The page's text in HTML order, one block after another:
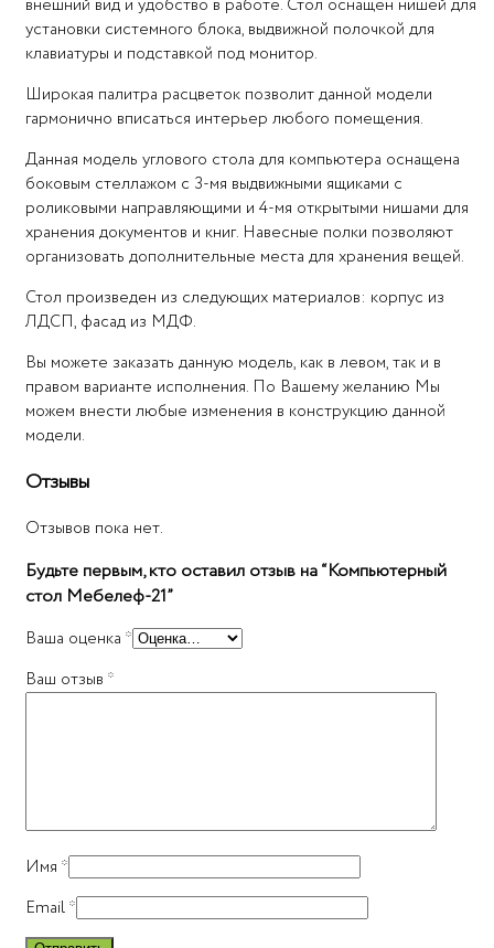
внешний вид и удобство в работе. Стол оснащен нишей для
установки системного блока, выдвижной полочкой для
клавиатуры и подставкой под монитор.
Широкая палитра расцветок позволит данной модели
гармонично вписаться интерьер любого помещения.
Данная модель углового стола для компьютера оснащена
боковым стеллажом с 3-мя выдвижными ящиками с
роликовыми направляющими и 4-мя открытыми нишами для
хранения документов и книг. Навесные полки позволяют
организовать дополнительные места для хранения вещей.
Стол произведен из следующих материалов: корпус из
ЛДСП, фасад из МДФ.
Вы можете заказать данную модель, как в левом, так и в
правом варианте исполнения. По Вашему желанию Мы
можем внести любые изменения в конструкцию данной
модели.
Отзывы
Отзывов пока нет.
Будьте первым, кто оставил отзыв на “Компьютерный
стол Мебелеф-21”
Ваша оценка *
Ваш отзыв *
Имя *
Email*